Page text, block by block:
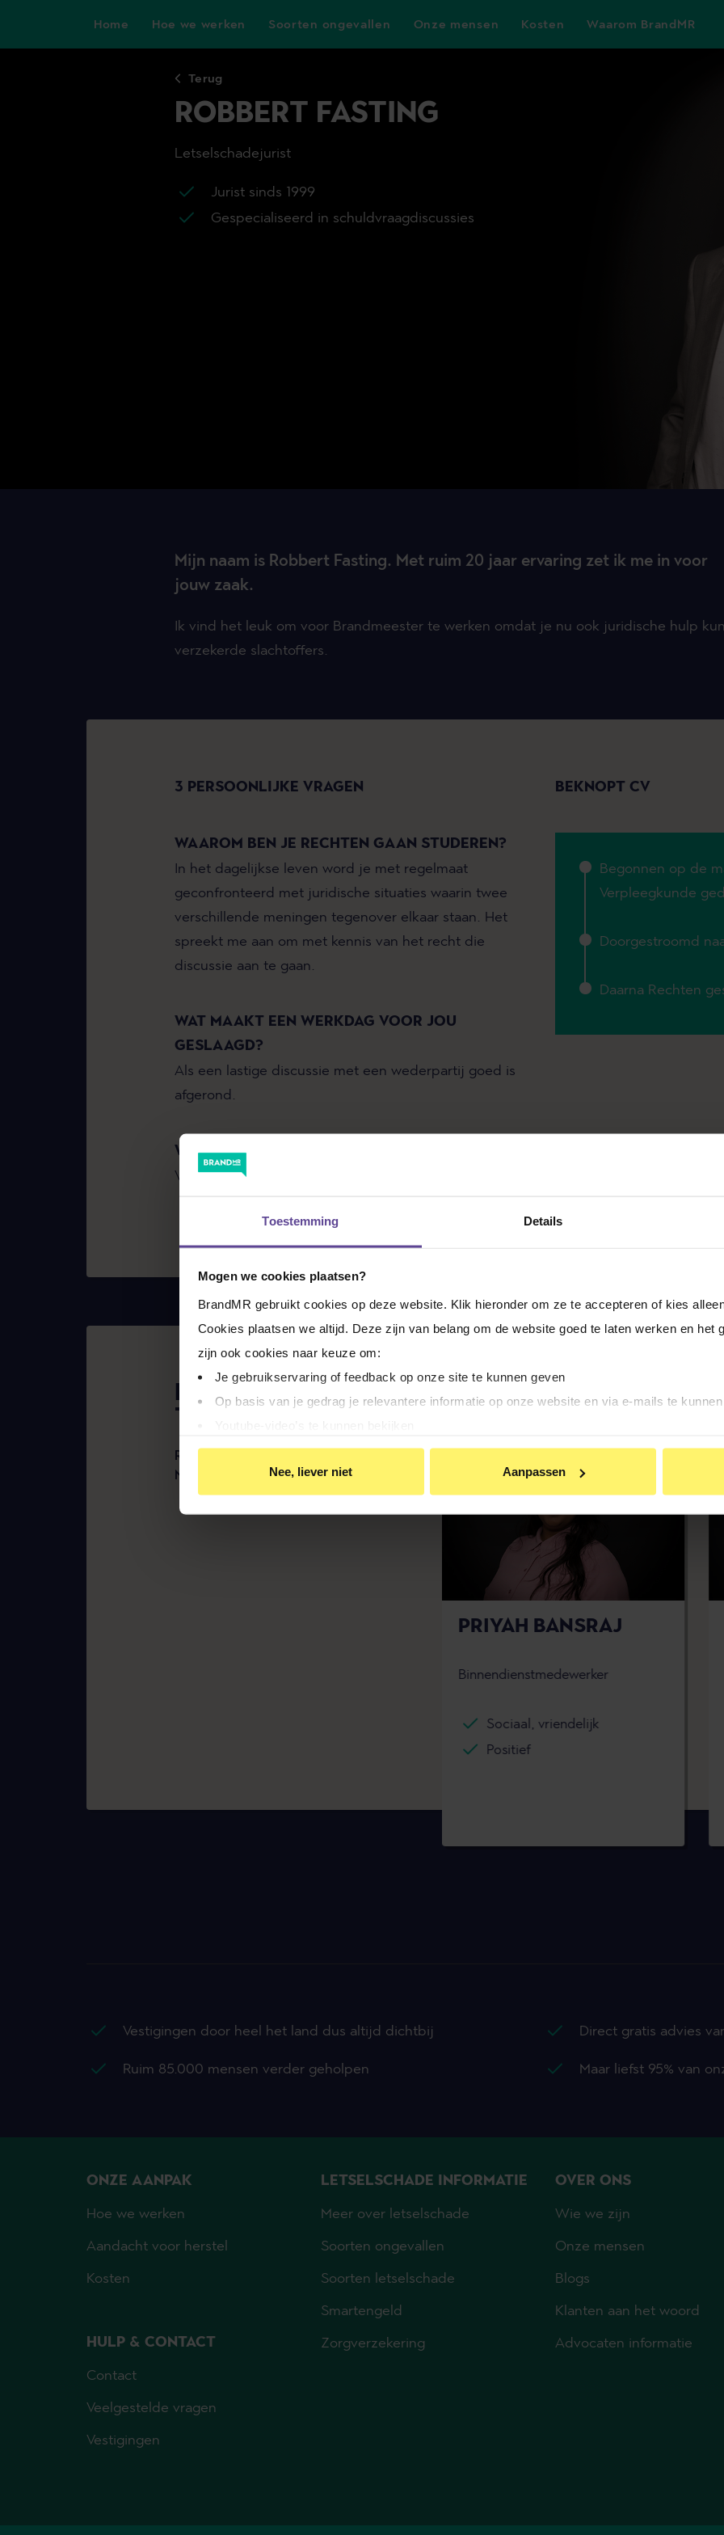
Toestemming Details
Mogen we cookies plaatsen?
BrandMR gebruikt cookies op deze website. Klik hieronder om ze te accepteren of kies
Cookies plaatsen we altijd. Deze zijn van belang om de website goed te laten werken en het
zijn ook cookies naar keuze om:
Je gebruikservaring of feedback op onze site te kunnen geven
Op basis van je gedrag je relevantere informatie op onze website en via e-mails te
Relevante aanbiedingen van BrandMR op andere sites te krijgen
Gepersonaliseerde advertenties te zien
Door op ‘Ja, nu accepteren’ te klikken ga je akkoord met het plaatsen van deze cookies.
Nee, liever niet Aanpassen
Home Hoe we werken Soorten ongevallen Onze mensen Kosten Waarom BrandMR
Terug
ROBBERT FASTING
Letselschadejurist
Jurist sinds 1999
Gespecialiseerd in schuldvraagdiscussies
Mijn naam is Robbert Fasting. Met ruim 20 jaar ervaring zet ik me in voor
jouw zaak.
Ik vind het leuk om voor Brandmeester te werken omdat je nu ook juridische hulp
verzekerde slachtoffers.
3 PERSOONLIJKE VRAGEN
WAAROM BEN JE RECHTEN GAAN STUDEREN?
In het dagelijkse leven word je met regelmaat
geconfronteerd met juridische situaties waarin twee
verschillende meningen tegenover elkaar staan. Het
spreekt me aan om met kennis van het recht die
discussie aan te gaan.
WAT MAAKT EEN WERKDAG VOOR JOU
GESLAAGD?
Als een lastige discussie met een wederpartij goed is
afgerond.
WAAR KRIJG JE ENERGIE VAN?
Van koken en wijn.
BEKNOPT CV
Begonnen op de
Verpleegkunde
Doorgestroomd
Daarna Rechten
REST VAN HET
TEAM
Robbert werkt in het team Midden-
Nederland
PRIYAH BANSRAJ
Binnendienstmedewerker
Sociaal, vriendelijk
Positief
Vestigingen door heel het land dus altijd dichtbij Direct gratis advies
Ruim 85.000 mensen verder geholpen Maar liefst 95% van
ONZE AANPAK
Hoe we werken
Aandacht voor herstel
Kosten
HULP & CONTACT
Contact
Veelgestelde vragen
Vestigingen
LETSELSCHADE INFORMATIE
Meer over letselschade
Soorten ongevallen
Soorten letselschade
Smartengeld
Zorgverzekering
OVER ONS
Wie we zijn
Onze mensen
Blogs
Klanten aan het woord
Advocaten informatie